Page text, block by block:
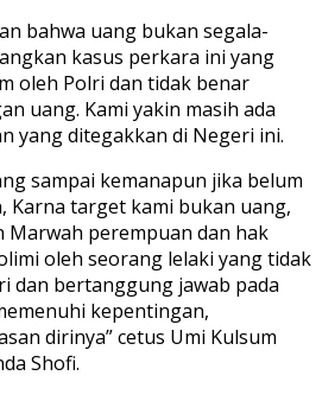
bahwa uang bukan segala-
kasus perkara ini yang
oleh Polri dan tidak benar
uang. Kami yakin masih ada
yang ditegakkan di Negeri ini.
sampai kemanapun jika belum
Karna target kami bukan uang,
perempuan dan hak
oleh seorang lelaki yang tidak
dan bertanggung jawab pada
kepentingan,
dirinya” cetus Umi Kulsum
Shofi.